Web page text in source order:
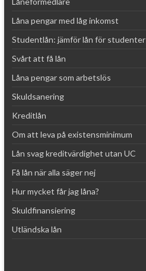
Låna pengar med låg inkomst
Studentlån: jämför lån för studenter
Svårt att få lån
Låna pengar som arbetslös
Skuldsanering
Kreditlån
Om att leva på existensminimum
Lån svag kreditvärdighet utan UC
Få lån när alla säger nej
Hur mycket får jag låna?
Skuldfinansiering
Utländska lån